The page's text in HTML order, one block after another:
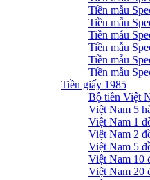
Tiền mẫu
Tiền mẫu
Tiền mẫu
Tiền mẫu
Tiền mẫu
Tiền mẫu
Tiền giấy 1985
Bộ tiền Việt
Việt Nam 5
Việt Nam 1
Việt Nam 2
Việt Nam 5
Việt Nam 10
Việt Nam 20